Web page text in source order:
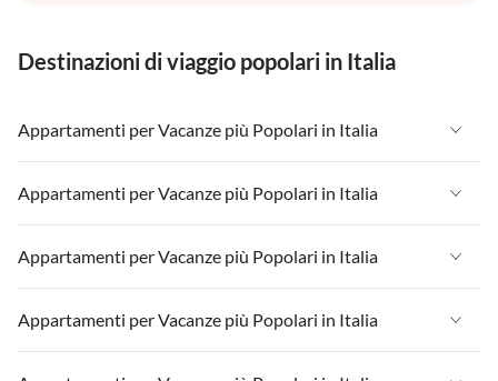
Destinazioni di viaggio popolari in Italia
Appartamenti per Vacanze più Popolari in Italia
Appartamenti per Vacanze in Italia
Appartamenti per Vacanze in Liguria
Appartamenti per Vacanze in Lombardia
Appartamenti per Vacanze in Lago di Garda
Appartamenti per Vacanze più Popolari in Italia
Appartamenti per Vacanze in Italia
Appartamenti per Vacanze in Liguria
Appartamenti per Vacanze in Lombardia
Appartamenti per Vacanze più Popolari in Italia
Appartamenti per Vacanze in Italia
Appartamenti per Vacanze in Liguria
Appartamenti per Vacanze più Popolari in Italia